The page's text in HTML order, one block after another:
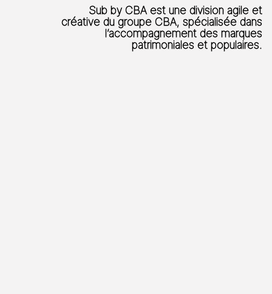
Sub by CBA est une division agile et
créative du groupe CBA, spécialisée dans
l’accompagnement des marques
patrimoniales et populaires.